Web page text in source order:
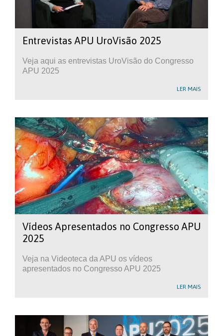
Entrevistas APU UroVisão 2025
Veja aqui as entrevistas UroVisão do Congresso
APU 2025
LER MAIS
Vídeos Apresentados no Congresso APU
2025
Veja na Videoteca da APU os vídeos
apresentados no Congresso APU 2025
LER MAIS